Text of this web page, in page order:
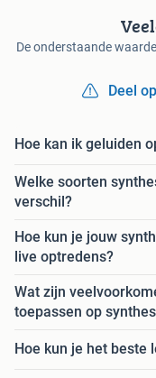
De onderstaande
Deel
Hoe kan ik geluiden
Welke soorten
verschil?
Hoe kun je jouw
live optredens?
Wat zijn
toepassen op
Hoe kun je het beste